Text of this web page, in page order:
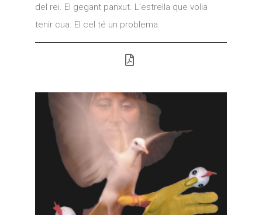
del rei. El gegant panxut. L’estrella que volia
tenir cua. El cel té un problema.